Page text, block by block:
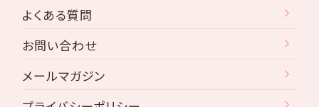
よくある質問
お問い合わせ
メールマガジン